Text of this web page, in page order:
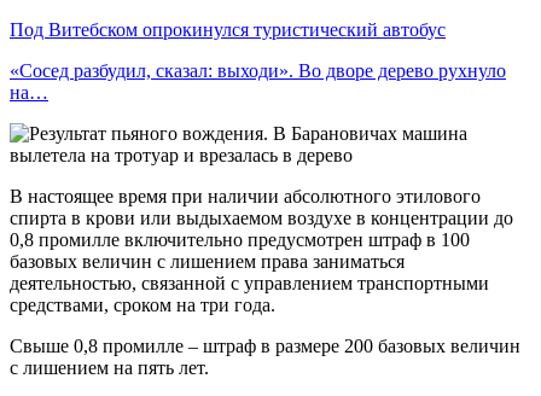
Под Витебском опрокинулся туристический автобус
«Сосед разбудил, сказал: выходи». Во дворе дерево рухнуло
на…
В настоящее время при наличии абсолютного этилового
спирта в крови или выдыхаемом воздухе в концентрации до
0,8 промилле включительно предусмотрен штраф в 100
базовых величин с лишением права заниматься
деятельностью, связанной с управлением транспортными
средствами, сроком на три года.
Свыше 0,8 промилле – штраф в размере 200 базовых величин
с лишением на пять лет.